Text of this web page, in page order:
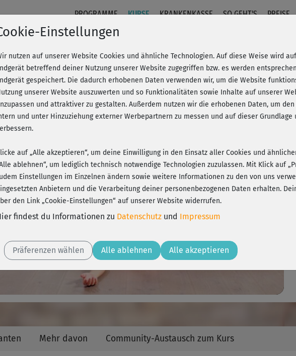
PROGRAMME KURSE KRANKENKASSE SO GEHT'S PREISE
- Stretching 2 solo
Play
Video
und alles trainieren! 20% Rabatt + Wunsch-Goodie
Mehr davon Community-Austausch zum Kurs
Einstellungen
nutzen auf unserer Website Cookies und ähnliche Technologien. Auf diese Weise wird
betreffend deiner Nutzung unserer Website zugegriffen bzw. es werden
gespeichert. Die dadurch erhobenen Daten verwenden wir, um die Website
unserer Website auszuwerten und so Funktionalitäten sowie Inhalte auf unserer
und attraktiver zu gestalten. Außerdem nutzen wir die erhobenen Daten, um
und unter Hinzuziehung externer Werbepartnern zu messen und auf dieser Grundlage
auf „Alle akzeptieren“, um deine Einwilligung in den Einsatz aller Cookies und
ablehnen“, um lediglich technisch notwendige Technologien zuzulassen. Mit Klick auf
Einstellungen im Einzelnen ändern sowie weitere Informationen zu den von uns
Anbietern und die Verarbeitung deiner personenbezogenen Daten erhalten.
den Link „Cookie-Einstellungen“ auf unserer Website widerrufen.
findest du Informationen zu Datenschutz und Impressum
Präferenzen wählen Alle ablehnen Alle akzeptieren